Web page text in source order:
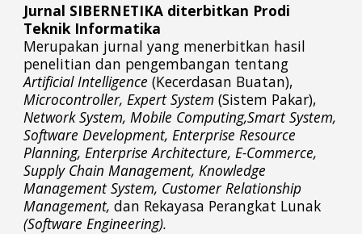
Jurnal SIBERNETIKA diterbitkan Prodi
Teknik Informatika
Merupakan jurnal yang menerbitkan hasil
penelitian dan pengembangan tentang
Artificial Intelligence (Kecerdasan Buatan),
Microcontroller, Expert System(Sistem Pakar),
Network System, Mobile Computing,Smart System,
Software Development, Enterprise Resource
Planning, Enterprise Architecture, E-Commerce,
Supply Chain Management, Knowledge
Management System, Customer Relationship
Management,dan Rekayasa Perangkat Lunak
(Software Engineering).